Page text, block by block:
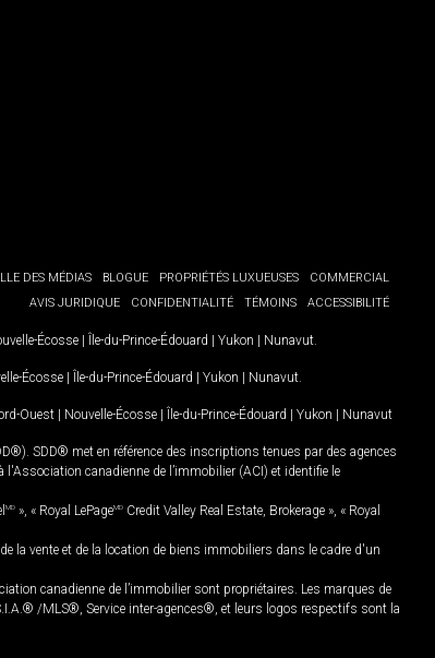
DES MÉDIAS BLOGUE PROPRIÉTÉS LUXUEUSES
COMMERCIAL
AVIS JURIDIQUE
CONFIDENTIALITÉ TÉMOINS ACCESSIBILITÉ
Écosse Île-du-Prince-Édouard Yukon Nunavut.
Écosse Île-du-Prince-Édouard Yukon Nunavut.
Ouest Nouvelle-Écosse Île-du-Prince-Édouard Yukon Nunavut
SDD® met en référence des inscriptions tenues par des agences
canadienne de l’immobilier (ACI) et identifie le
MD », « Royal LePageMD Credit Valley Real Estate, Brokerage », « Royal
la vente et de la location de biens immobiliers dans le cadre d'un
canadienne de l’immobilier sont propriétaires. Les marques de
/MLS®, Service inter-agences®, et leurs logos respectifs sont la